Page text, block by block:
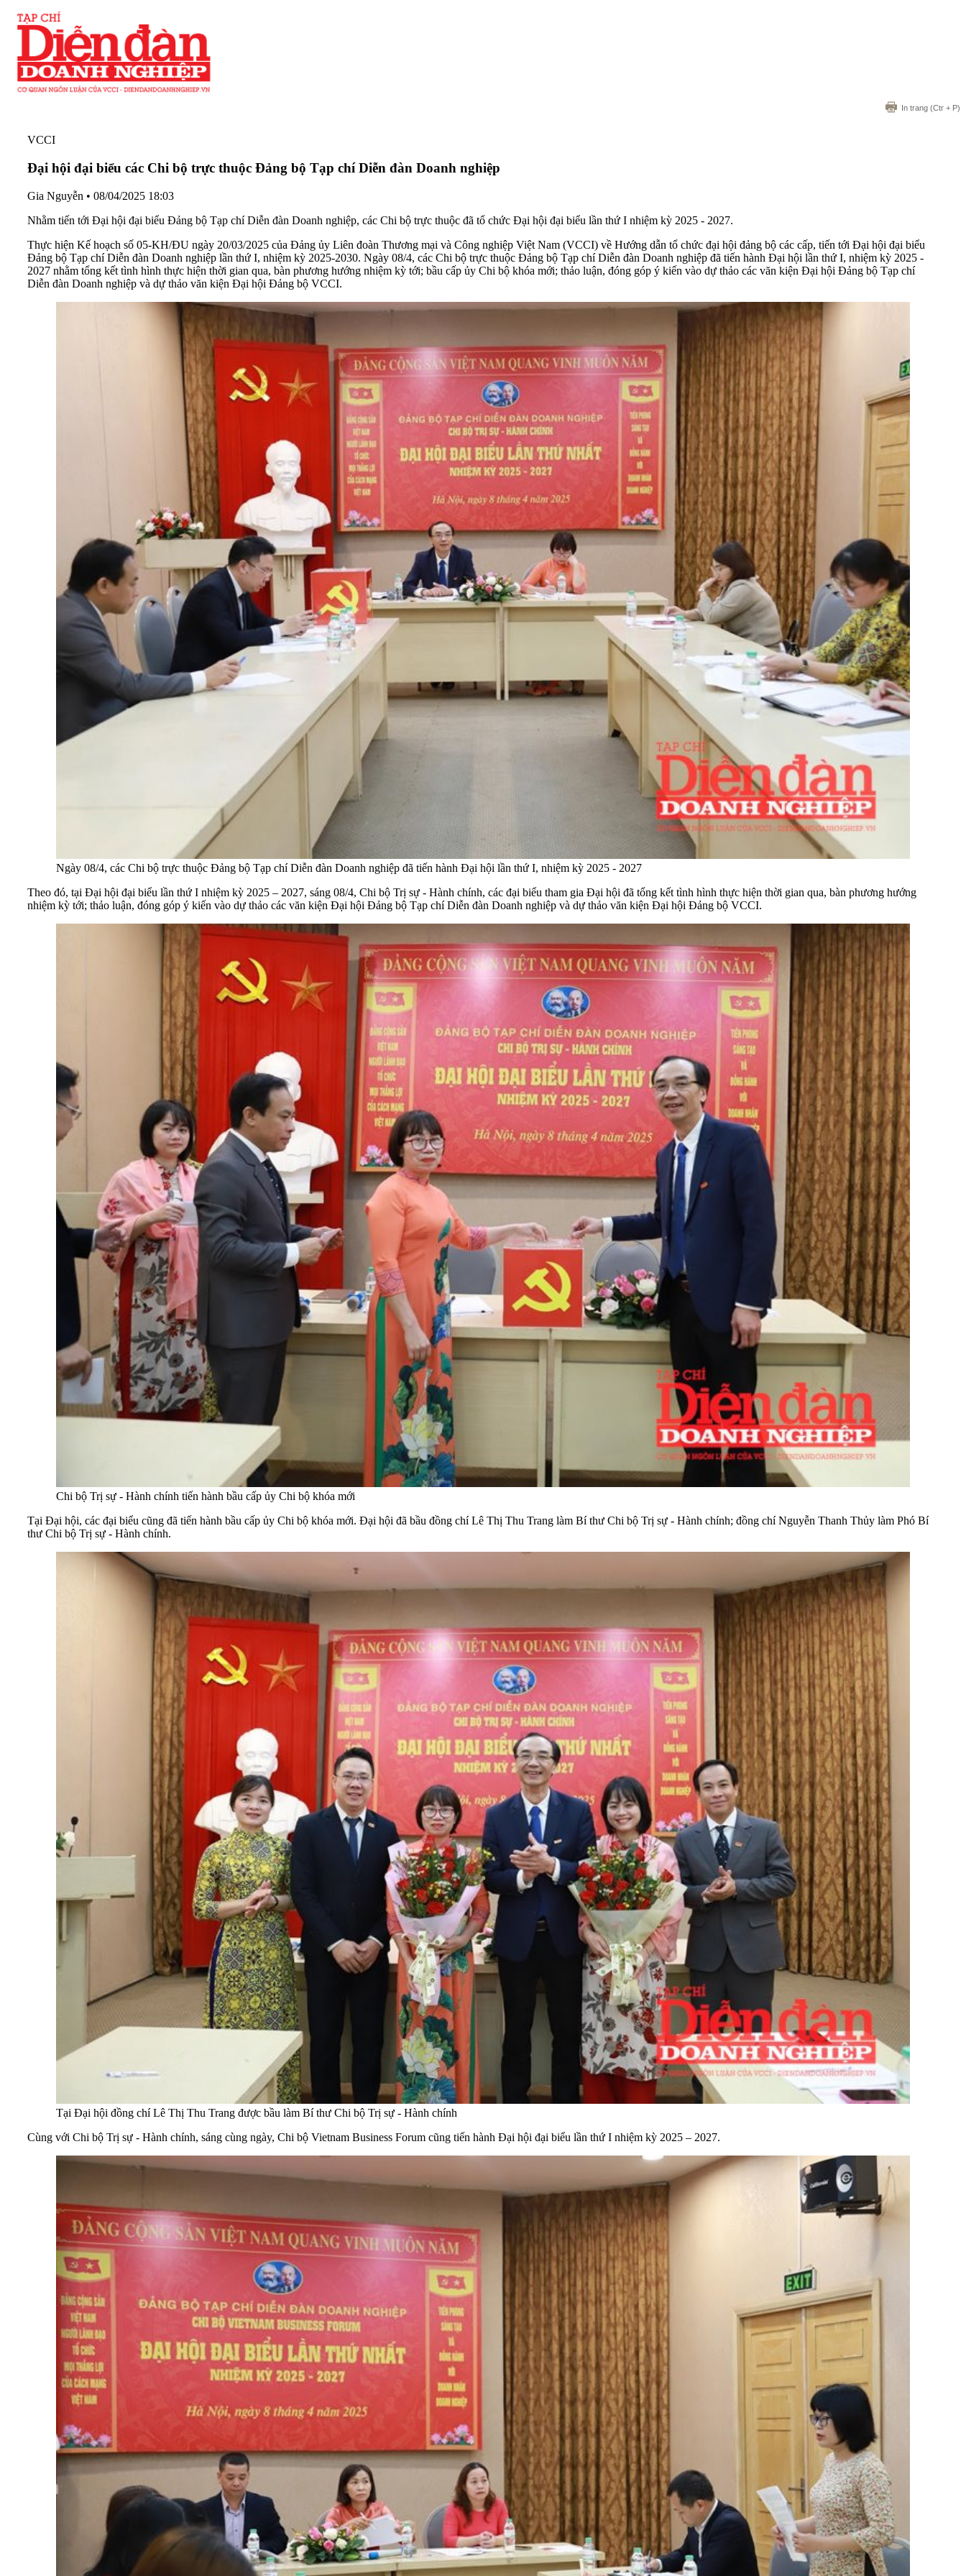
In trang (Ctr + P)
VCCI
Đại hội đại biểu các Chi bộ trực thuộc Đảng bộ Tạp chí Diễn đàn Doanh nghiệp
Gia Nguyễn • 08/04/2025 18:03
Nhằm tiến tới Đại hội đại biểu Đảng bộ Tạp chí Diễn đàn Doanh nghiệp, các Chi bộ trực thuộc đã tổ chức Đại hội đại biểu lần thứ I nhiệm kỳ 2025 - 2027.
Thực hiện Kế hoạch số 05-KH/ĐU ngày 20/03/2025 của Đảng ủy Liên đoàn Thương mại và Công nghiệp Việt Nam (VCCI) về Hướng dẫn tổ chức đại hội đảng bộ các cấp, tiến tới Đại hội đại biểu
Đảng bộ Tạp chí Diễn đàn Doanh nghiệp lần thứ I, nhiệm kỳ 2025-2030. Ngày 08/4, các Chi bộ trực thuộc Đảng bộ Tạp chí Diễn đàn Doanh nghiệp đã tiến hành Đại hội lần thứ I, nhiệm kỳ 2025 -
2027 nhằm tổng kết tình hình thực hiện thời gian qua, bàn phương hướng nhiệm kỳ tới; bầu cấp ủy Chi bộ khóa mới; thảo luận, đóng góp ý kiến vào dự thảo các văn kiện Đại hội Đảng bộ Tạp chí
Diễn đàn Doanh nghiệp và dự thảo văn kiện Đại hội Đảng bộ VCCI.
Ngày 08/4, các Chi bộ trực thuộc Đảng bộ Tạp chí Diễn đàn Doanh nghiệp đã tiến hành Đại hội lần thứ I, nhiệm kỳ 2025 - 2027
Theo đó, tại Đại hội đại biểu lần thứ I nhiệm kỳ 2025 – 2027, sáng 08/4, Chi bộ Trị sự - Hành chính, các đại biểu tham gia Đại hội đã tổng kết tình hình thực hiện thời gian qua, bàn phương hướng
nhiệm kỳ tới; thảo luận, đóng góp ý kiến vào dự thảo các văn kiện Đại hội Đảng bộ Tạp chí Diễn đàn Doanh nghiệp và dự thảo văn kiện Đại hội Đảng bộ VCCI.
Chi bộ Trị sự - Hành chính tiến hành bầu cấp ủy Chi bộ khóa mới
Tại Đại hội, các đại biểu cũng đã tiến hành bầu cấp ủy Chi bộ khóa mới. Đại hội đã bầu đồng chí Lê Thị Thu Trang làm Bí thư Chi bộ Trị sự - Hành chính; đồng chí Nguyễn Thanh Thủy làm Phó Bí
thư Chi bộ Trị sự - Hành chính.
Tại Đại hội đồng chí Lê Thị Thu Trang được bầu làm Bí thư Chi bộ Trị sự - Hành chính
Cùng với Chi bộ Trị sự - Hành chính, sáng cùng ngày, Chi bộ Vietnam Business Forum cũng tiến hành Đại hội đại biểu lần thứ I nhiệm kỳ 2025 – 2027.